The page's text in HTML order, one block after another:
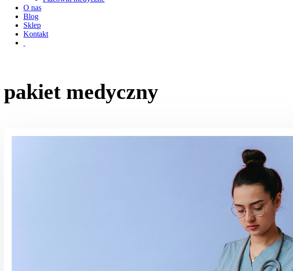
O nas
Blog
Sklep
Kontakt
pakiet medyczny